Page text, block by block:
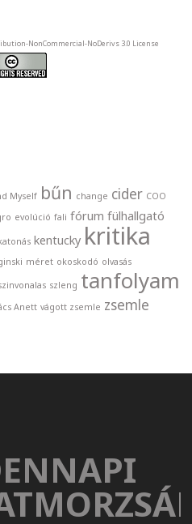
NonCommercial-NoDerivs 3.0 License
Myself bűn change cider COO
evolúció fali fórum fülhallgató
kentucky kritika
méret okoskodó olvasás
szleng tanfolyam
Anett vágott zsemle zsemle